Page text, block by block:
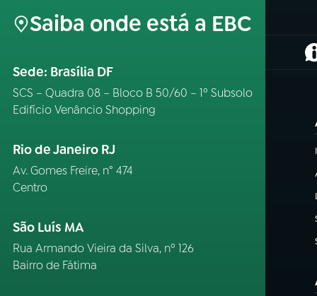
Saiba onde está a EBC
Sede: Brasília DF
SCS – Quadra 08 – Bloco B 50/60 – 1º Subsolo
Edifício Venâncio Shopping
Rio de Janeiro RJ
Av. Gomes Freire, n° 474
Centro
São Luís MA
Rua Armando Vieira da Silva, nº 126
Bairro de Fátima